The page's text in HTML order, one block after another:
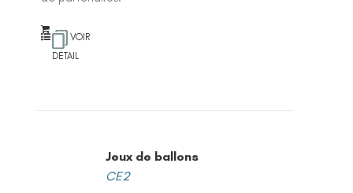
VOIR
DETAIL
Jeux de ballons
CE2